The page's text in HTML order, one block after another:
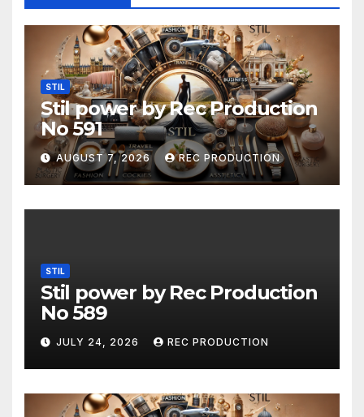
STIL
Stil power by Rec Production
No 591
AUGUST 7, 2026 REC PRODUCTION
STIL
Stil power by Rec Production
No 589
JULY 24, 2026 REC PRODUCTION